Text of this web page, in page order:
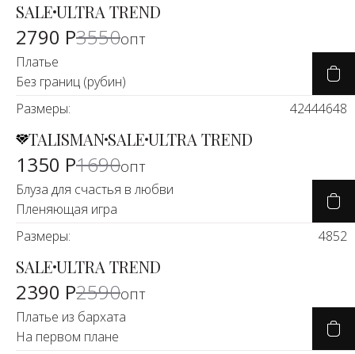
-21%
SALEULTRA TREND
2790 Р3550опт
Платье
Без границ (рубин)
Размеры:
42444648
-20%
TALISMANSALEULTRA TREND
1350 Р1690опт
Блуза для счастья в любви
Пленяющая игра
Размеры:
4852
-9%
SALEULTRA TREND
2390 Р2590опт
Платье из бархата
На первом плане